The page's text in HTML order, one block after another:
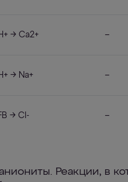
→ Ca2+ –
→ Na+ –
→ Cl- –
Реакции, в